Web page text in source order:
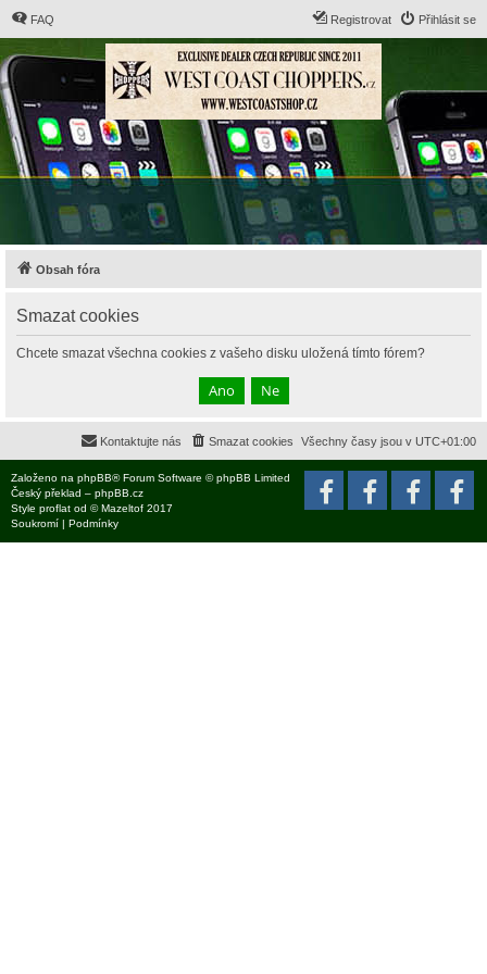
FAQ Přihlásit se
Registrovat
Obsah fóra
Smazat cookies
Chcete smazat všechna cookies z vašeho disku uložená tímto fórem?
Všechny časy jsou v UTC+01:00
Smazat cookies
Kontaktujte nás
Založeno na phpBB® Forum Software © phpBB Limited
Český překlad – phpBB.cz
Style proflat od ©Mazeltof 2017
Soukromí | Podmínky